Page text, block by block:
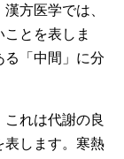
方医学では、
とを表しま
る「中間」に分
れは代謝の良
表します。寒熱